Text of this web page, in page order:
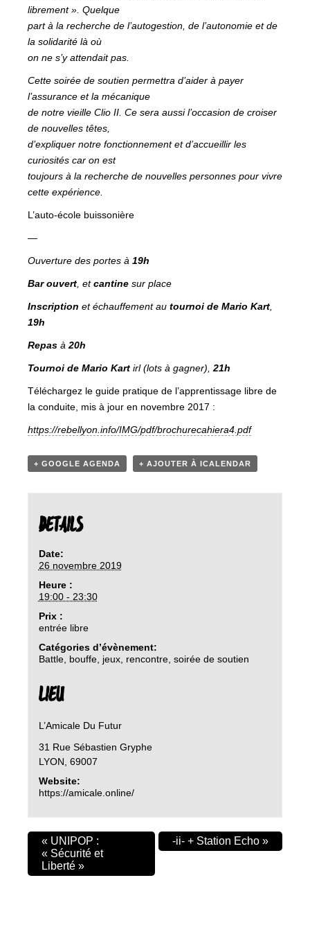
librement ». Quelque
part à la recherche de l’autogestion, de l’autonomie et de
la solidarité là où
on ne s’y attendait pas.
Cette soirée de soutien permettra d’aider à payer
l’assurance et la mécanique
de notre vieille Clio II. Ce sera aussi l’occasion de croiser
de nouvelles têtes,
d’expliquer notre fonctionnement et d’accueillir les
curiosités car on est
toujours à la recherche de nouvelles personnes pour vivre
cette expérience.
L’auto-école buissonière
—
Ouverture des portes à 19h
Bar ouvert , etcantine sur place
Inscription et échauffement au tournoi de Mario Kart
19h
Repas à 20h
Tournoi de Mario Kart irl (lots à gagner), 21h
Téléchargez le guide pratique de l’apprentissage libre de
la conduite, mis à jour en novembre 2017 :
https://rebellyon.info/IMG/pdf/brochurecahiera4.pdf
+ GOOGLE AGENDA + AJOUTER À ICALENDAR
DETAILS
Date:
26 novembre 2019
Heure :
19:00 - 23:30
Prix :
entrée libre
Catégories d’évènement:
Battle, bouffe, jeux, rencontre, soirée de soutien
LIEU
L’Amicale Du Futur
31 Rue Sébastien Gryphe
LYON 69007
Website:
https://amicale.online/
« UNIPOP :
« Sécurité et
Liberté »
-ii- + Station Echo »